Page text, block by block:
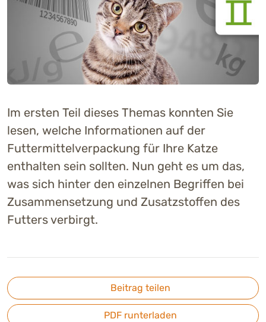
Im ersten Teil dieses Themas konnten Sie
lesen, welche Informationen auf der
Futtermittelverpackung für Ihre Katze
enthalten sein sollten. Nun geht es um das,
was sich hinter den einzelnen Begriffen bei
Zusammensetzung und Zusatzstoffen des
Futters verbirgt.
Beitrag teilen
PDF runterladen